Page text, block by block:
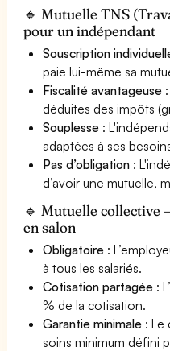
🔹 Mutuelle TNS
pour un indépendant
Souscription
paie lui-même sa
Fiscalité avantageuse
déduites des impôts
Souplesse :
adaptées à ses
Pas d’obligation :
d’avoir une mutuelle,
🔹 Mutuelle collective
en salon
Obligatoire :
à tous les salariés.
Cotisation partagée :
% de la cotisation.
Garantie minimale : Le
soins minimum défini